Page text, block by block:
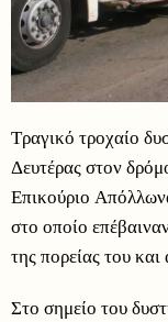
Τραγικό τροχαίο
Δευτέρας στον
Επικούριο
στο οποίο
της πορείας του
Στο σημείο του